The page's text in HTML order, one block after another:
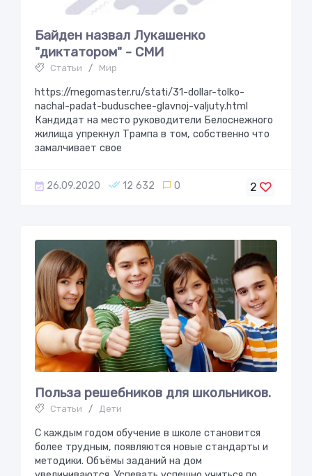
Байден назвал Лукашенко
"диктатором" - СМИ
Статьи / Мир
https://megomaster.ru/stati/31-dollar-tolko-
nachal-padat-buduschee-glavnoj-valjuty.html
Кандидат на место руководители Белоснежного
жилища упрекнул Трампа в том, собственно что
замалчивает свое
26.09.2020 12 632 0 2
Пoльзa рeшeбникoв для шкoльникoв.
Статьи / Дети
С каждым годом обучение в школе становится
более трудным, появляются новые стандарты и
методики. Объёмы заданий на дом